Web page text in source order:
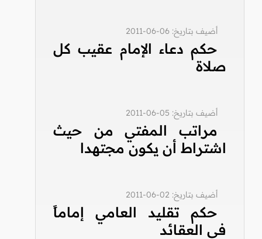
أضيف بتاريخ: 06-06-2011
حكم دعاء الإمام عقيب كل
صلاة
أضيف بتاريخ: 05-06-2011
مراتب المفتي من حيث
اشتراط أن يكون مجتهدا
أضيف بتاريخ: 02-06-2011
حكم تقليد العامي إماماً
في العقائد